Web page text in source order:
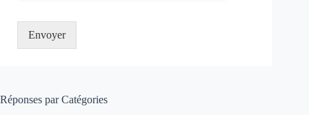
Envoyer
Réponses par Catégories